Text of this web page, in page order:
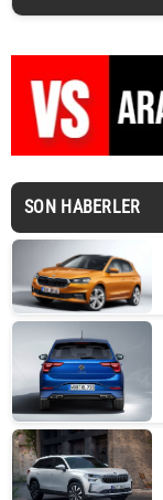
SON HABERLER